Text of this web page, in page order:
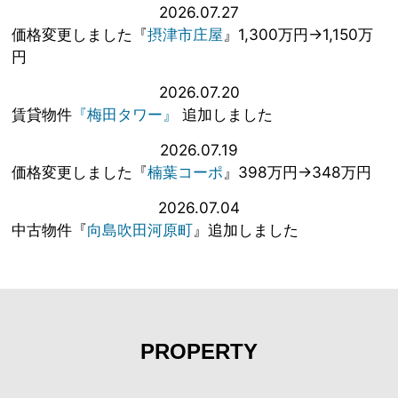
2026.07.27
価格変更しました『摂津市庄屋』1,300万円→1,150万
円
2026.07.20
賃貸物件 『梅田タワー』
追加しました
2026.07.19
価格変更しました『楠葉コーポ』398万円→348万円
2026.07.04
中古物件『向島吹田河原町』追加しました
PROPERTY